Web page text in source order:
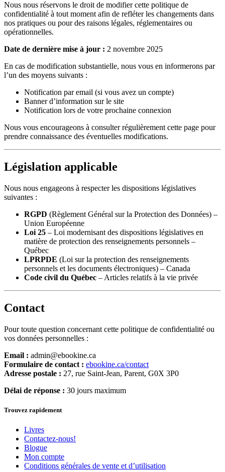
Nous nous réservons le droit de modifier cette politique de
confidentialité à tout moment afin de refléter les changements dans
nos pratiques ou pour des raisons légales, réglementaires ou
opérationnelles.
Date de dernière mise à jour : 2 novembre 2025
En cas de modification substantielle, nous vous en informerons par
l’un des moyens suivants :
Notification par email (si vous avez un compte)
Banner d’information sur le site
Notification lors de votre prochaine connexion
Nous vous encourageons à consulter régulièrement cette page pour
prendre connaissance des éventuelles modifications.
Législation applicable
Nous nous engageons à respecter les dispositions législatives
suivantes :
RGPD (Règlement Général sur la Protection des Données) –
Union Européenne
Loi 25 – Loi modernisant des dispositions législatives en
matière de protection des renseignements personnels –
Québec
LPRPDE (Loi sur la protection des renseignements
personnels et les documents électroniques) – Canada
Code civil du Québec – Articles relatifs à la vie privée
Contact
Pour toute question concernant cette politique de confidentialité ou
vos données personnelles :
Email : admin@ebookine.ca
Formulaire de contact : ebookine.ca/contact
Adresse postale : 27, rue Saint-Jean, Parent, G0X 3P0
Délai de réponse : 30 jours maximum
Trouvez rapidement
Livres
Contactez-nous!
Blogue
Mon compte
Conditions générales de vente et d’utilisation